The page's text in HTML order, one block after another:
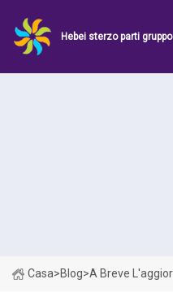
Hebei sterzo parti
Casa>Blog>A Breve